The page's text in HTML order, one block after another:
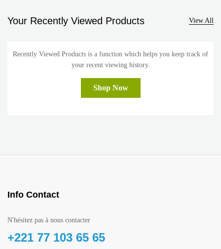
Your Recently Viewed Products View All
Recently Viewed Products is a function which helps you keep track of
your recent viewing history.
Shop Now
Info Contact
N'hésitez pas à nous contacter
+221 77 103 65 65